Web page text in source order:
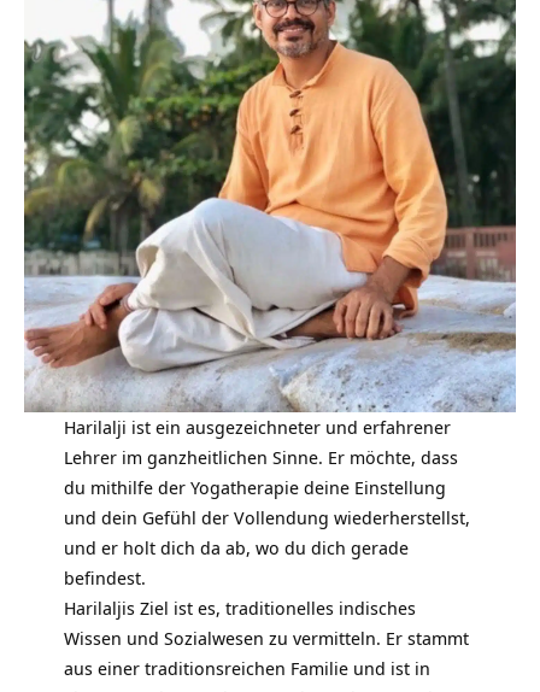
Harilalji ist ein ausgezeichneter und erfahrener
Lehrer im ganzheitlichen Sinne. Er möchte, dass
du mithilfe der Yogatherapie deine Einstellung
und dein Gefühl der Vollendung wiederherstellst,
und er holt dich da ab, wo du dich gerade
befindest.
Harilaljis Ziel ist es, traditionelles indisches
Wissen und Sozialwesen zu vermitteln. Er stammt
aus einer traditionsreichen Familie und ist in